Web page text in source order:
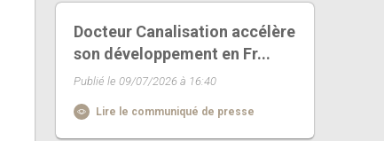
Docteur Canalisation accélère
son développement en Fr...
Publié le 09/07/2026 à 16:40
Lire le communiqué de presse